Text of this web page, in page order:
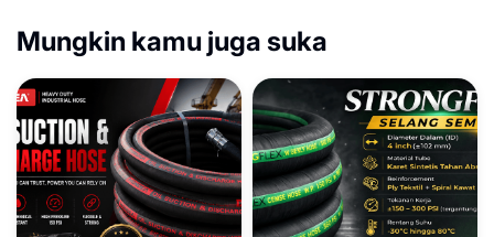
Mungkin kamu juga suka